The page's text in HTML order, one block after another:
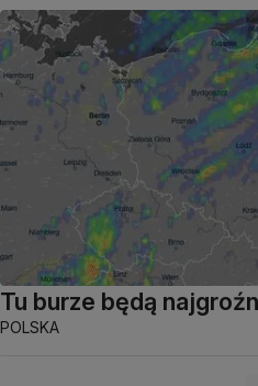
Tu burze będą
POLSKA